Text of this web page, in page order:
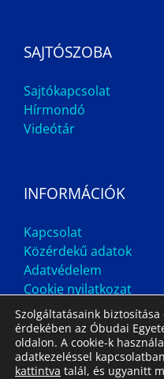
SAJTÓSZOBA
Sajtókapcsolat
Hírmondó
Videótár
INFORMÁCIÓK
Kapcsolat
Közérdekű adatok
Adatvédelem
Cookie nyilatkozat
Szolgáltatásaink
érdekében az Óbudai
oldalon. A cookie-k
adatkezeléssel
kattintva talál, és ugyanitt